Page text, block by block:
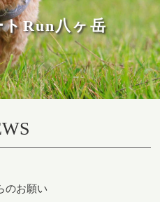
Run八ヶ岳
のお願い